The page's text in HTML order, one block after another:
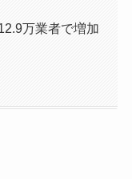
万業者で増加